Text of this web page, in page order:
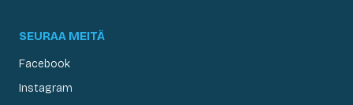
SEURAA MEITÄ
Facebook
Instagram